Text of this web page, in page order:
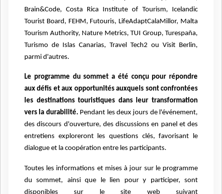
Brain&Code, Costa Rica Institute of Tourism, Icelandic
Tourist Board, FEHM, Futouris, LifeAdaptCalaMillor, Malta
Tourism Authority, Nature Metrics, TUI Group, Turespaña,
Turismo de Islas Canarias, Travel Tech2 ou Visit Berlin,
parmi d'autres.
Le programme du sommet a été conçu pour répondre
aux défis et aux opportunités auxquels sont confrontées
les destinations touristiques dans leur transformation
vers la durabilité. Pendant les deux jours de l'événement,
des discours d'ouverture, des discussions en panel et des
entretiens exploreront les questions clés, favorisant le
dialogue et la coopération entre les participants.
Toutes les informations et mises à jour sur le programme
du sommet, ainsi que le lien pour y participer, sont
disponibles sur le site web suivant